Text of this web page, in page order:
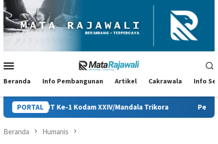
Loncat
ke
konten
Mobile
Beranda Info Pembangunan Artikel Cakrawala Info
PORTAL
XXIV/Mandala Trikora Persiapan HUT ke-81 RI di
Beranda Humanis